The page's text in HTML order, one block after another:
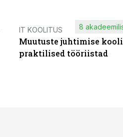
IT KOOLITUS
Muutuste juhtimise
praktilised tööriistad
8